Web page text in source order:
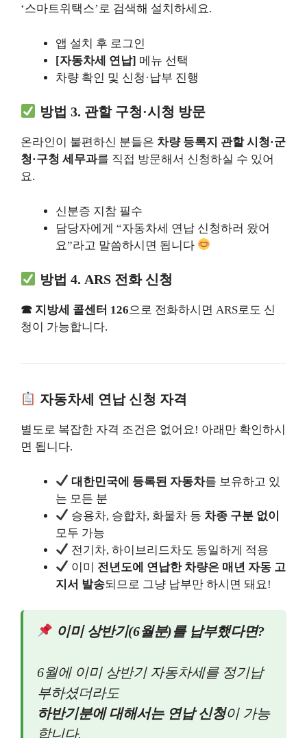
‘스마트위택스’로 검색해 설치하세요.
앱 설치 후 로그인
[자동차세 연납] 메뉴 선택
차량 확인 및 신청·납부 진행
방법 3. 관할 구청·시청 방문
온라인이 불편하신 분들은 차량 등록지 관할 시청·군
청·구청 세무과를 직접 방문해서 신청하실 수 있어
요.
신분증 지참 필수
담당자에게 “자동차세 연납 신청하러 왔어
요”라고 말씀하시면 됩니다
방법 4. ARS 전화 신청
☎ 지방세 콜센터 126으로 전화하시면 ARS로도 신
청이 가능합니다.
자동차세 연납 신청 자격
별도로 복잡한 자격 조건은 없어요! 아래만 확인하시
면 됩니다.
대한민국에 등록된 자동차를 보유하고 있
는 모든 분
승용차, 승합차, 화물차 등 차종 구분 없이
모두 가능
전기차, 하이브리드차도 동일하게 적용
이미 전년도에 연납한 차량은 매년 자동 고
지서 발송되므로 그냥 납부만 하시면 돼요!
이미 상반기(6월분)를 납부했다면?
6월에 이미 상반기 자동차세를 정기납
부하셨더라도
하반기분에 대해서는 연납 신청이 가능
합니다.